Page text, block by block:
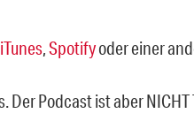
iTunes,Spotifyoder einer
Der Podcast ist aber NICHT